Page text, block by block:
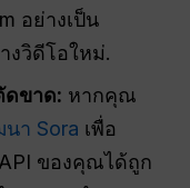
อย่างเป็น
งวิดีโอใหม่.
ดขาด: หากคุณ
า Sora เพื่อ
ของคุณได้ถูก